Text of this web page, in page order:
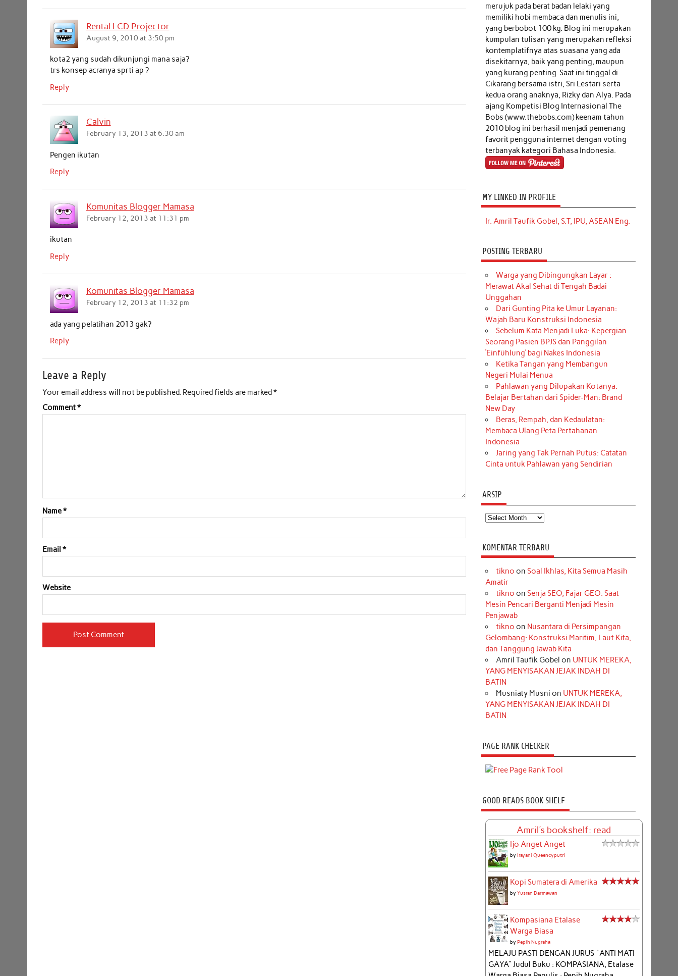
Rental LCD Projector
August 9, 2010 at 3:50 pm
kota2 yang sudah dikunjungi mana saja?
trs konsep acranya sprti ap ?
Reply
Calvin
February 13, 2013 at 6:30 am
Pengen ikutan
Reply
Komunitas Blogger Mamasa
February 12, 2013 at 11:31 pm
ikutan
Reply
Komunitas Blogger Mamasa
February 12, 2013 at 11:32 pm
ada yang pelatihan 2013 gak?
Reply
Leave a Reply
Your email address will not be published. Required fields are marked*
Comment*
Name*
Email*
Website
merujuk pada berat badan lelaki yang
memiliki hobi membaca dan menulis ini,
yang berbobot 100 kg. Blog ini merupakan
kumpulan tulisan yang merupakan refleksi
kontemplatifnya atas suasana yang ada
disekitarnya, baik yang penting, maupun
yang kurang penting. Saat ini tinggal di
Cikarang bersama istri, Sri Lestari serta
kedua orang anaknya, Rizky dan Alya. Pada
ajang Kompetisi Blog Internasional The
Bobs (www.thebobs.com) keenam tahun
2010 blog ini berhasil menjadi pemenang
favorit pengguna internet dengan voting
terbanyak kategori Bahasa Indonesia.
MY LINKED IN PROFILE
Ir. Amril Taufik Gobel, S.T, IPU, ASEAN Eng.
POSTING TERBARU
Warga yang Dibingungkan Layar :
Merawat Akal Sehat di Tengah Badai
Unggahan
Dari Gunting Pita ke Umur Layanan:
Wajah Baru Konstruksi Indonesia
Sebelum Kata Menjadi Luka: Kepergian
Seorang Pasien BPJS dan Panggilan
‘Einfühlung’ bagi Nakes Indonesia
Ketika Tangan yang Membangun
Negeri Mulai Menua
Pahlawan yang Dilupakan Kotanya:
Belajar Bertahan dari Spider-Man: Brand
New Day
Beras, Rempah, dan Kedaulatan:
Membaca Ulang Peta Pertahanan
Indonesia
Jaring yang Tak Pernah Putus: Catatan
Cinta untuk Pahlawan yang Sendirian
ARSIP
Arsip
KOMENTAR TERBARU
tikno on Soal Ikhlas, Kita Semua Masih
Amatir
tikno on Senja SEO, Fajar GEO: Saat
Mesin Pencari Berganti Menjadi Mesin
Penjawab
tikno on Nusantara di Persimpangan
Gelombang: Konstruksi Maritim, Laut Kita,
dan Tanggung Jawab Kita
Amril Taufik Gobel on UNTUK MEREKA,
YANG MENYISAKAN JEJAK INDAH DI
BATIN
Musniaty Musni on UNTUK MEREKA,
YANG MENYISAKAN JEJAK INDAH DI
BATIN
PAGE RANK CHECKER
GOOD READS BOOK SHELF
Amril's bookshelf: read
Ijo Anget Anget
by Irayani Queencyputri
Kopi Sumatera di Amerika
by Yusran Darmawan
Kompasiana Etalase
Warga Biasa
by Pepih Nugraha
MELAJU PASTI DENGAN JURUS "ANTI MATI
GAYA" Judul Buku : KOMPASIANA, Etalase